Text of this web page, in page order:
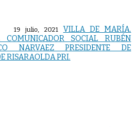
19 julio, 2021
VILLA DE MARÍA.
COMUNICADOR SOCIAL RUBÉN
NARVAEZ PRESIDENTE DE
RISARAOLDA PRI.